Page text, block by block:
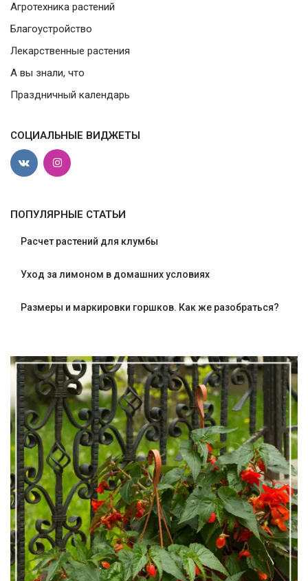
Агротехника растений
Благоустройство
Лекарственные растения
А вы знали, что
Праздничный календарь
СОЦИАЛЬНЫЕ ВИДЖЕТЫ
ПОПУЛЯРНЫЕ СТАТЬИ
Расчет растений для клумбы
Уход за лимоном в домашних условиях
Размеры и маркировки горшков. Как же разобраться?